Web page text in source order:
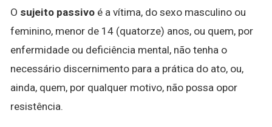
O sujeito passivo é a vítima, do sexo masculino ou
feminino, menor de 14 (quatorze) anos, ou quem, por
enfermidade ou deficiência mental, não tenha o
necessário discernimento para a prática do ato, ou,
ainda, quem, por qualquer motivo, não possa opor
resistência.